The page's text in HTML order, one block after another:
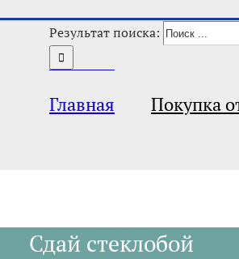
Результат поиска:
Главная Покупка
Сдай стеклобой